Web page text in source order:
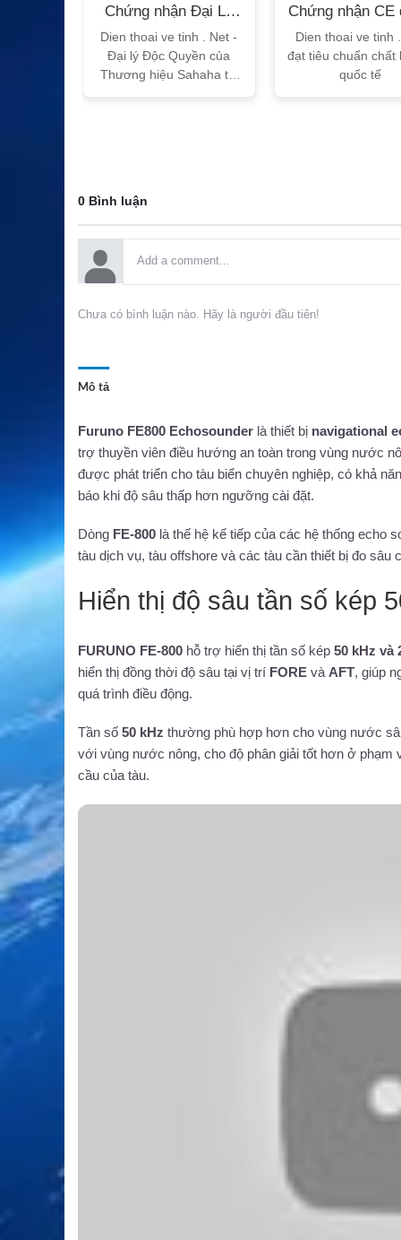
Chứng nhận Đại Lý
Sahaha
Dien thoai ve tinh . Net -
Đại lý Độc Quyền của
Thương hiệu Sahaha tại
Chứng nhận CE
tế
Dien thoai ve tinh
đạt tiêu chuẩn chất
quốc tế
0 Bình luận
Chưa có bình luận nào. Hãy là người đầu tiên!
Mô tả
Furuno FE800 Echosounder là thiết bị navigational
trợ thuyền viên điều hướng an toàn trong vùng nước
được phát triển cho tàu biển chuyên nghiệp, có khả
báo khi độ sâu thấp hơn ngưỡng cài đặt.
Dòng FE-800 là thế hệ kế tiếp của các hệ thống echo
tàu dịch vụ, tàu offshore và các tàu cần thiết bị đo sâu
Hiển thị độ sâu tần số kép
FURUNO FE-800 hỗ trợ hiển thị tần số kép 50 kHz và
hiển thị đồng thời độ sâu tại vị trí FORE và AFT, giúp
quá trình điều động.
Tần số 50 kHz thường phù hợp hơn cho vùng nước
với vùng nước nông, cho độ phân giải tốt hơn ở phạm
cầu của tàu.